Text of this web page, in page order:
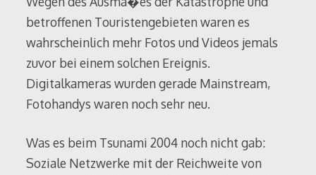
betroffenen Touristengebieten waren es
wahrscheinlich mehr Fotos und Videos jemals
zuvor bei einem solchen Ereignis.
Digitalkameras wurden gerade Mainstream,
Fotohandys waren noch sehr neu.
Was es beim Tsunami 2004 noch nicht gab:
Soziale Netzwerke mit der Reichweite von